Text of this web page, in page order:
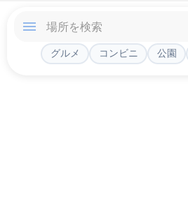
グルメ コンビニ 公園